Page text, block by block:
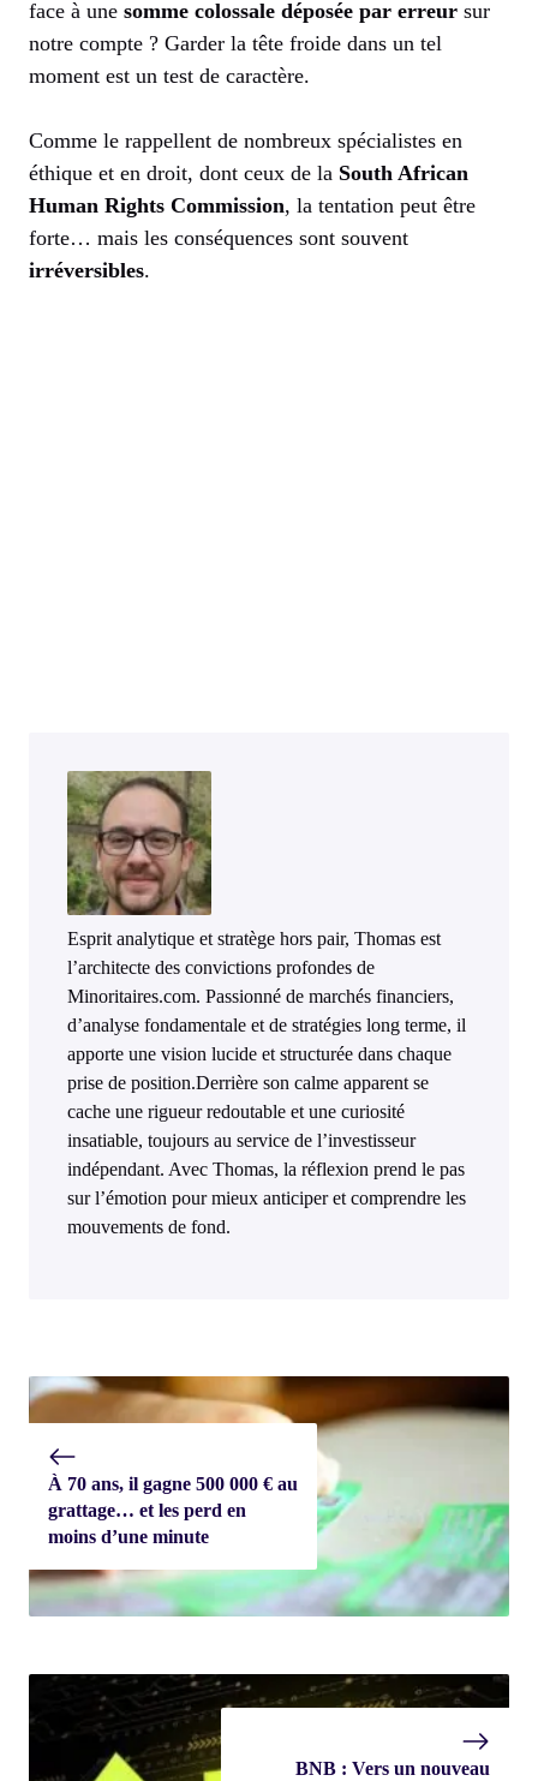
face à une somme colossale déposée par erreur sur
notre compte ? Garder la tête froide dans un tel
moment est un test de caractère.
Comme le rappellent de nombreux spécialistes en
éthique et en droit, dont ceux de la South African
Human Rights Commission, la tentation peut être
forte… mais les conséquences sont souvent
irréversibles.
Esprit analytique et stratège hors pair, Thomas est
l’architecte des convictions profondes de
Minoritaires.com. Passionné de marchés financiers,
d’analyse fondamentale et de stratégies long terme, il
apporte une vision lucide et structurée dans chaque
prise de position.Derrière son calme apparent se
cache une rigueur redoutable et une curiosité
insatiable, toujours au service de l’investisseur
indépendant. Avec Thomas, la réflexion prend le pas
sur l’émotion pour mieux anticiper et comprendre les
mouvements de fond.
À 70 ans, il gagne 500 000 € au
grattage… et les perd en
moins d’une minute
BNB : Vers un nouveau